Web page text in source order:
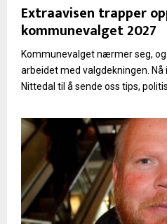
Extraavisen trapper
kommunevalget 2027
Kommunevalget nærmer seg,
arbeidet med valgdekningen. Nå
Nittedal til å sende oss tips,